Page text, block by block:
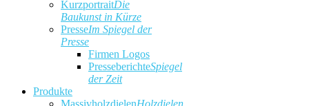
KurzportraitDie
Baukunst in Kürze
PresseIm Spiegel der
Presse
Firmen Logos
PresseberichteSpiegel
der Zeit
Produkte
MassivholzdielenHolzdielen,